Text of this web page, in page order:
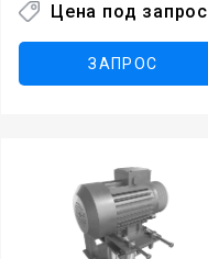
Цена под запрос
ЗАПРОС